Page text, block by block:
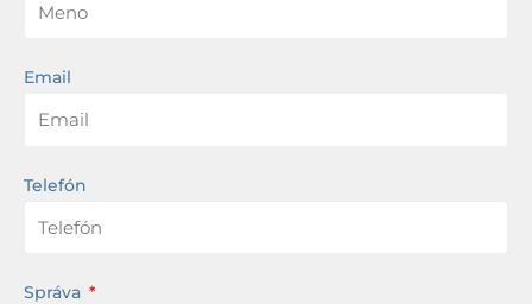
Email
Telefón
Správa